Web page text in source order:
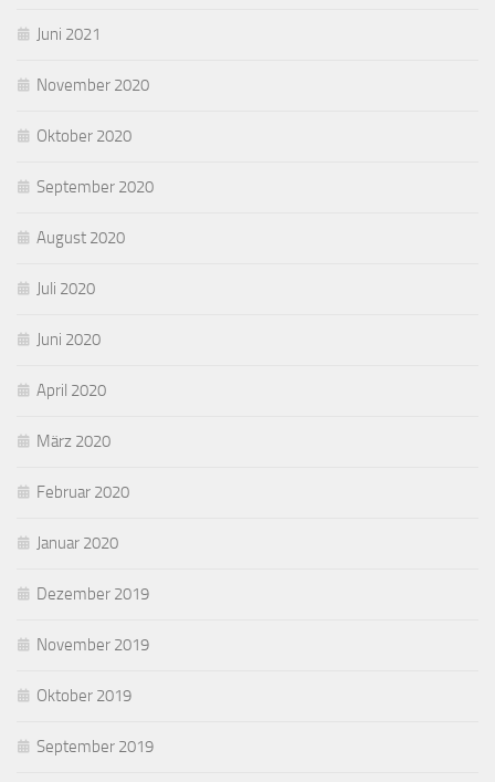
Juni 2021
November 2020
Oktober 2020
September 2020
August 2020
Juli 2020
Juni 2020
April 2020
März 2020
Februar 2020
Januar 2020
Dezember 2019
November 2019
Oktober 2019
September 2019